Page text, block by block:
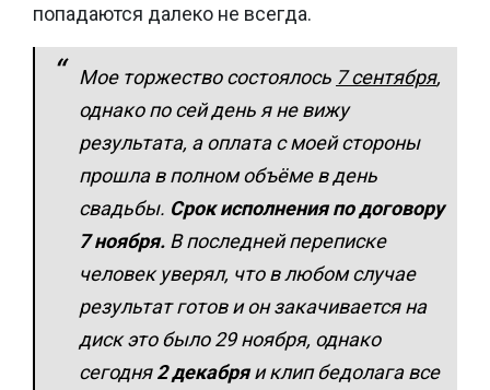
попадаются далеко не всегда.
Мое торжество состоялось 7 сентября,
однако по сей день я не вижу
результата, а оплата с моей стороны
прошла в полном объёме в день
свадьбы. Срок исполнения по договору
7 ноября. В последней переписке
человек уверял, что в любом случае
результат готов и он закачивается на
диск это было 29 ноября, однако
сегодня2 декабряи клип бедолага все